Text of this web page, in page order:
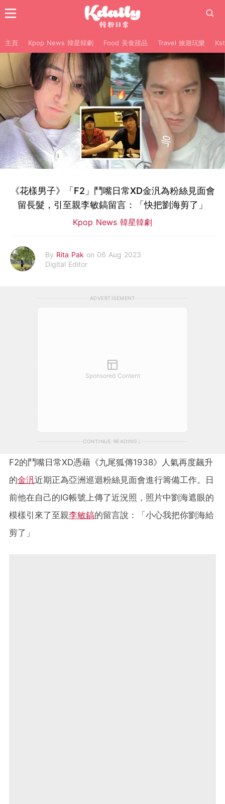
主頁 Kpop News 韓星韓劇 Food 美食甜品 Travel 旅遊玩樂
《花樣男子》「F2」鬥嘴日常XD金汎為粉絲見面會
留長髮，引至親李敏鎬留言：「快把劉海剪了」
Kpop News 韓星韓劇
By Rita Pak on 06 Aug 2023
Digital Editor
ADVERTISEMENT
Sponsored Content
CONTINUE READING
F2的鬥嘴日常XD憑藉《九尾狐傳1938》人氣再度飆升
的金汎近期正為亞洲巡迴粉絲見面會進行籌備工作。日
前他在自己的IG帳號上傳了近況照，照片中劉海遮眼的
模樣引來了至親李敏鎬的留言說：「小心我把你劉海給
剪了」